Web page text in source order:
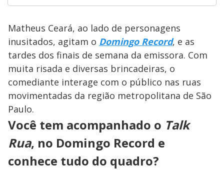
Matheus Ceará, ao lado de personagens
inusitados, agitam o Domingo Record, e as
tardes dos finais de semana da emissora. Com
muita risada e diversas brincadeiras, o
comediante interage com o público nas ruas
movimentadas da região metropolitana de São
Paulo.
Você tem acompanhado o Talk
Rua, no Domingo Record e
conhece tudo do quadro?